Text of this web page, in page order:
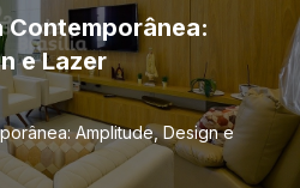
Contemporânea:
e Lazer
Amplitude, Design e